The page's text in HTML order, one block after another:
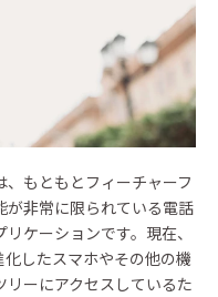
、もともとフィーチャーフ
が非常に限られている電話
ケーションです。現在、
したスマホやその他の機
ーにアクセスしているた